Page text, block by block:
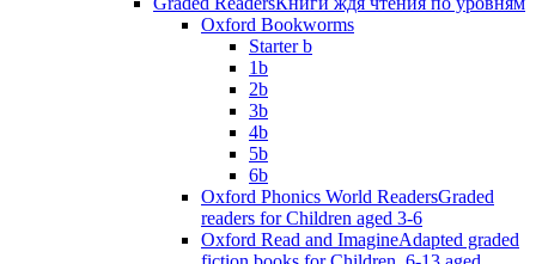
Oxford Bookworms
Starter b
1b
2b
3b
4b
5b
6b
Oxford Phonics World ReadersGraded
readers for Children aged 3-6
Oxford Read and ImagineAdapted graded